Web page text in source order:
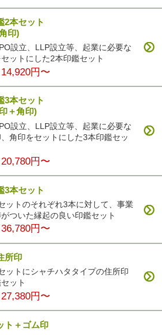
2本セット
印)
設立、LLP設立等、起業に必要な
ットにした2本印鑑セット
14,920円〜
3本セット
＋角印)
設立、LLP設立等、起業に必要な
角印をセットにした3本印鑑セッ
20,780円〜
3本セット
ットのそれぞれ3本に対して、事業
ついた縁起の良い印鑑セット
36,780円〜
所印
ットにシャチハタタイプの住所印
ット
27,380円〜
ト＋ゴム印